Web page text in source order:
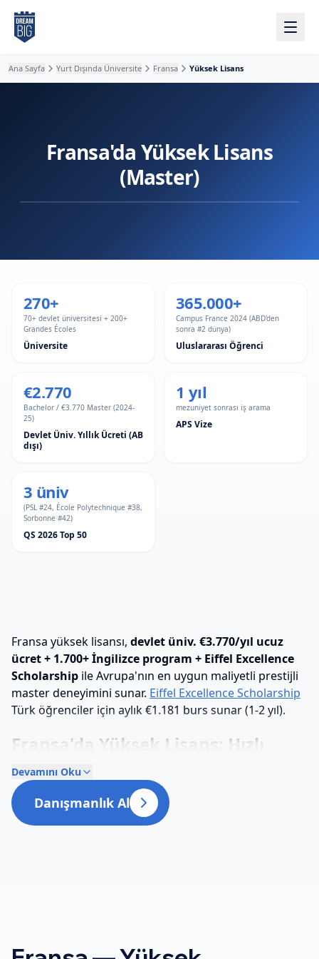
Ana içeriğe atla
Ana Sayfa Yurt Dışında Üniversite Fransa Yüksek Lisans
Fransa'da Yüksek Lisans
(Master)
270+
70+ devlet üniversitesi + 200+
Grandes Écoles
Üniversite
365.000+
Campus France 2024 (ABD'den
sonra #2 dünya)
Uluslararası Öğrenci
€2.770
Bachelor / €3.770 Master (2024-
25)
Devlet Üniv. Yıllık Ücreti (AB
dışı)
1 yıl
mezuniyet sonrası iş arama
APS Vize
3 üniv
(PSL #24, École Polytechnique #38,
Sorbonne #42)
QS 2026 Top 50
Fransa yüksek lisansı, devlet üniv. €3.770/yıl ucuz
ücret + 1.700+ İngilizce program + Eiffel Excellence
Scholarship ile Avrupa'nın en uygun maliyetli prestijli
master deneyimini sunar. Eiffel Excellence Scholarship
Türk öğrenciler için aylık €1.181 burs sunar (1-2 yıl).
Fransa'da Yüksek Lisans: Hızlı
Cevap
Süre:2 yıl (4 dönem, 120 ECTS); MBA 1-2 yıl.
Yıllık ücret (AB dışı):Devlet üniv. €3.770; Grandes
Devamını Oku
Danışmanlık Al